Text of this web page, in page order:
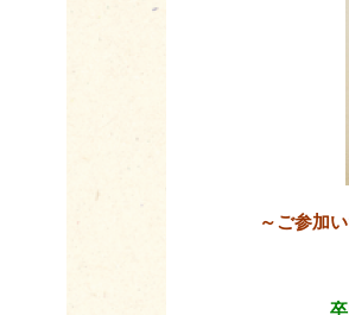
～ご参加